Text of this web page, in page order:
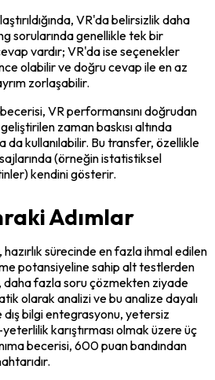
VR'da belirsizlik daha
sorularında genellikle tek bir
vardır; VR'da ise seçenekler
olabilir ve doğru cevap ile en az
zorlaşabilir.
VR performansını doğrudan
zaman baskısı altında
da kullanılabilir. Bu transfer, özellikle
(örneğin istatistiksel
kendini gösterir.
Adımlar
sürecinde en fazla ihmal edilen
potansiyeline sahip alt testlerden
daha fazla soru çözmekten ziyade
olarak analizi ve bu analize dayalı
bilgi entegrasyonu, yetersiz
karıştırması olmak üzere üç
becerisi, 600 puan bandından